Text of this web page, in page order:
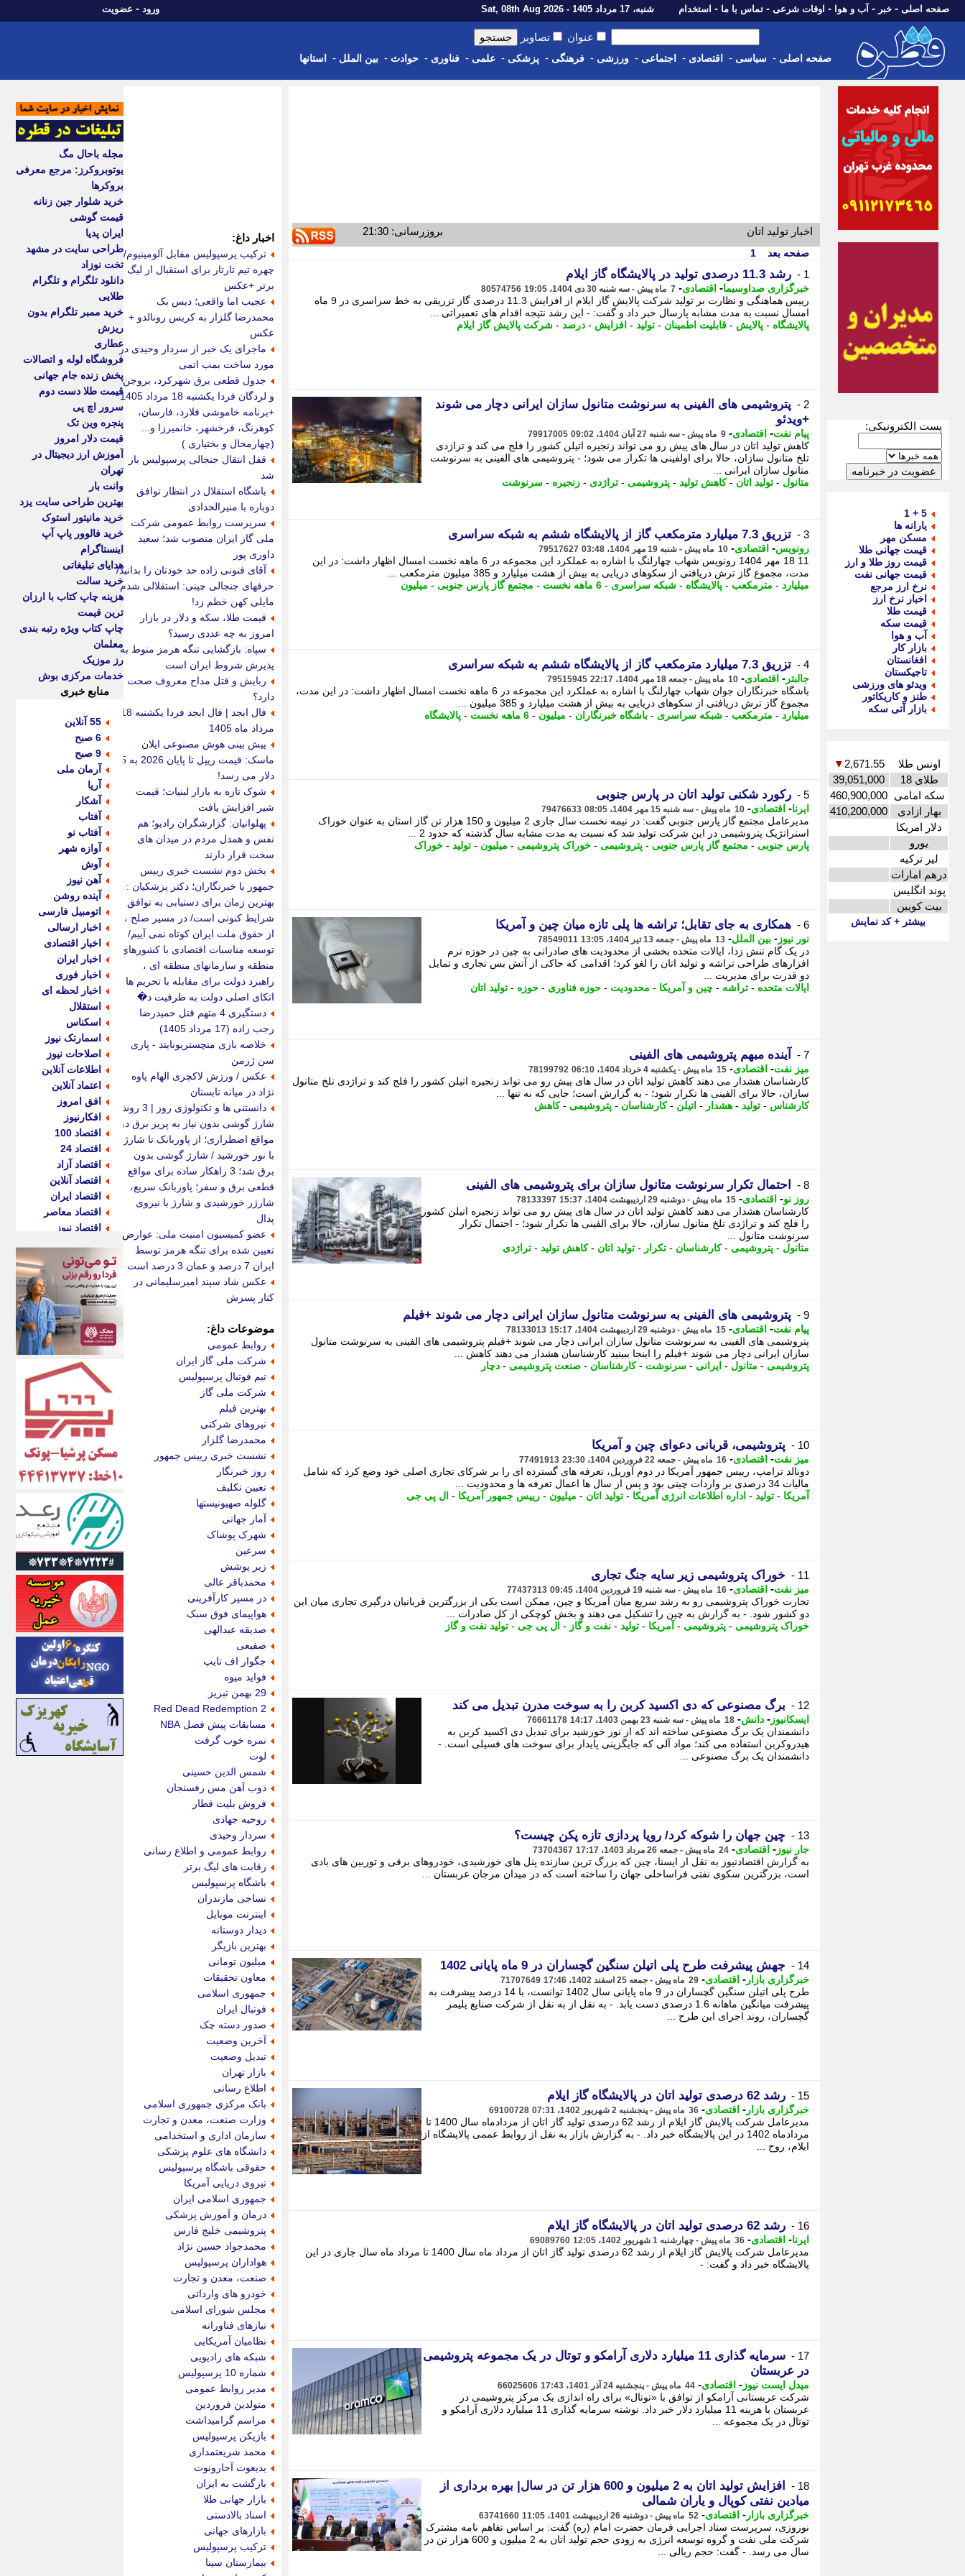
صفحه اصلی - خبر - آب و هوا - اوقات شرعی - تماس با ما - استخدام شنبه، 17 مرداد 1405 - Sat, 08th Aug 2026 ورود - عضویت
عنوان تصاویر
صفحه اصلی - سیاسی - اقتصادی - اجتماعی - ورزشی - فرهنگی - پزشکی - علمی - فناوری - حوادث - بین الملل - استانها
پست الکترونیکی:
5 + 1
یارانه ها
مسکن مهر
قیمت جهانی طلا
قیمت روز طلا و ارز
قیمت جهانی نفت
نرخ ارز مرجع
اخبار نرخ ارز
قیمت طلا
قیمت سکه
آب و هوا
بازار کار
افغانستان
تاجیکستان
ویدئو های ورزشی
طنز و کاریکاتور
بازار آتی سکه
اونس طلا 2,671.55
▼
طلای 18
39,051,000
سکه امامی 460,900,000
بهار ازادی
410,200,000
دلار امریکا
یورو
لیر ترکیه
درهم امارات
پوند انگلیس
بیت کویین
بیشتر + کد نمایش
اخبار تولید اتان بروزرسانی: 21:30
صفحه بعد 1
1 - رشد 11.3 درصدی تولید در پالایشگاه گاز ایلام
خبرگزاری صداوسیما- اقتصادی- 7 ماه پیش - سه شنبه 30 دی 1404، 19:05 80574756
رییس هماهنگی و نظارت بر تولید شرکت پالایش گاز ایلام از افزایش 11.3 درصدی گاز تزریقی به خط سراسری در 9 ماه
امسال نسبت به مدت مشابه پارسال خبر داد و گفت: - این رشد نتیجه اقدام های تعمیراتی ...
پالایشگاه - پالایش - قابلیت اطمینان - تولید - افزایش - درصد - شرکت پالایش گاز ایلام
2 -
پتروشیمی های الفینی به سرنوشت متانول سازان ایرانی دچار می شوند
+ویدئو
پیام نفت- اقتصادی- 9 ماه پیش - سه شنبه 27 آبان 1404، 09:02 79917005
کاهش تولید اتان در سال های پیش رو می تواند زنجیره اتیلن کشور را فلج می کند و تراژدی
تلخ متانول سازان، حالا برای اولفینی ها تکرار می شود؛ - پتروشیمی های الفینی به سرنوشت
متانول سازان ایرانی ...
متانول - تولید اتان -کاهش تولید - پتروشیمی - تراژدی - زنجیره - سرنوشت
3 - تزریق 7.3 میلیارد مترمکعب گاز از پالایشگاه ششم به شبکه سراسری
رونویس- اقتصادی- 10 ماه پیش - شنبه 19 مهر 1404، 03:48 79517627
11 18 مهر 1404 رونویس شهاب چهارلنگ با اشاره به عملکرد این مجموعه در 6 ماهه نخست امسال اظهار داشت: در این
مدت، مجموع گاز ترش دریافتی از سکوهای دریایی به بیش از هشت میلیارد و 385 میلیون مترمکعب ...
میلیارد - مترمکعب - پالایشگاه - شبکه سراسری - 6 ماهه نخست - مجتمع گاز پارس جنوبی - میلیون
4 - تزریق 7.3 میلیارد مترمکعب گاز از پالایشگاه ششم به شبکه سراسری
جالبتر - اقتصادی- 10 ماه پیش - جمعه 18 مهر 1404، 22:17 79515945
باشگاه خبرنگاران جوان شهاب چهارلنگ با اشاره به عملکرد این مجموعه در 6 ماهه نخست امسال اظهار داشت: در این مدت،
مجموع گاز ترش دریافتی از سکوهای دریایی به بیش از هشت میلیارد و 385 میلیون ...
میلیارد - مترمکعب - شبکه سراسری - باشگاه خبرنگاران - میلیون - 6 ماهه نخست - پالایشگاه
5 - رکورد شکنی تولید اتان در پارس جنوبی
ایرنا- اقتصادی- 10 ماه پیش - سه شنبه 15 مهر 1404، 08:05 79476633
مدیرعامل مجتمع گاز پارس جنوبی گفت: در نیمه نخست سال جاری 2 میلیون و 150 هزار تن گاز استان به عنوان خوراک
استراتژیک پتروشیمی در این شرکت تولید شد که نسبت به مدت مشابه سال گذشته که حدود 2 ...
پارس جنوبی - مجتمع گاز پارس جنوبی - پتروشیمی - خوراک پتروشیمی - میلیون - تولید - خوراک
6 - همکاری به جای تقابل؛ تراشه ها پلی تازه میان چین و آمریکا
نور نیوز - بین الملل- 13 ماه پیش - جمعه 13 تیر 1404، 13:05 78549011
در یک گام تنش زدا، ایالات متحده بخشی از محدودیت های صادراتی به چین در حوزه نرم
افزارهای طراحی تراشه و تولید اتان را لغو کرد؛ اقدامی که حاکی از آتش بس تجاری و تمایل
دو قدرت برای مدیریت ...
ایالات متحده - تراشه - چین و آمریکا - محدودیت - حوزه فناوری - حوزه - تولید اتان
7 - آینده مبهم پتروشیمی های الفینی
میز نفت- اقتصادی- 15 ماه پیش - یکشنبه 4 خرداد 1404، 06:10 78199792
کارشناسان هشدار می دهند کاهش تولید اتان در سال های پیش رو می تواند زنجیره اتیلن کشور را فلج کند و تراژدی تلخ متانول
سازان، حالا برای الفینی ها تکرار شود؛ - به گزارش است؛ جایی که نه تنها ...
کارشناس - تولید - هشدار - اتیلن -کارشناسان - پتروشیمی -کاهش
8 - احتمال تکرار سرنوشت متانول سازان برای پتروشیمی های الفینی
روز نو- اقتصادی- 15 ماه پیش - دوشنبه 29 اردیبهشت 1404، 15:37 78133397
کارشناسان هشدار می دهند کاهش تولید اتان در سال های پیش رو می تواند زنجیره اتیلن کشور
را فلج کند و تراژدی تلخ متانول سازان، حالا برای الفینی ها تکرار شود؛ - احتمال تکرار
سرنوشت متانول ...
متانول - پتروشیمی -کارشناسان - تکرار - تولید اتان -کاهش تولید - تراژدی
9 - پتروشیمی های الفینی به سرنوشت متانول سازان ایرانی دچار می شوند +فیلم
پیام نفت- اقتصادی- 15 ماه پیش - دوشنبه 29 اردیبهشت 1404، 15:17 78133013
پتروشیمی های الفینی به سرنوشت متانول سازان ایرانی دچار می شوند +فیلم پتروشیمی های الفینی به سرنوشت متانول
سازان ایرانی دچار می شوند +فیلم را اینجا ببینید کارشناسان هشدار می دهند کاهش ...
پتروشیمی - متانول - ایرانی - سرنوشت -کارشناسان - صنعت پتروشیمی - دچار
10 - پتروشیمی، قربانی دعوای چین و آمریکا
میز نفت- اقتصادی- 16 ماه پیش - جمعه 22 فروردین 1404، 23:30 77491913
دونالد ترامپ، رییس جمهور آمریکا در دوم آوریل، تعرفه های گسترده ای را بر شرکای تجاری اصلی خود وضع کرد که شامل
مالیات 34 درصدی بر واردات چینی بود و پس از سال ها اعمال تعرفه ها و محدودیت ...
آمریکا - تولید - اداره اطلاعات انرژی آمریکا - تولید اتان - میلیون - رییس جمهور آمریکا - ال پی جی
11 - خوراک پتروشیمی زیر سایه جنگ تجاری
میز نفت- اقتصادی- 16 ماه پیش - سه شنبه 19 فروردین 1404، 09:45 77437313
تجارت خوراک پتروشیمی رو به رشد سریع میان آمریکا و چین، ممکن است یکی از بزرگترین قربانیان درگیری تجاری میان این
دو کشور شود. - به گزارش به چین را تشکیل می دهند و بخش کوچکی از کل صادرات ...
خوراک پتروشیمی - پتروشیمی - آمریکا - تولید - نفت و گاز - ال پی جی - تولید نفت و گاز
12 - برگ مصنوعی که دی اکسید کربن را به سوخت مدرن تبدیل می کند
ایسکانیوز - دانش- 18 ماه پیش - سه شنبه 23 بهمن 1403، 14:17 76661178
دانشمندان یک برگ مصنوعی ساخته اند که از نور خورشید برای تبدیل دی اکسید کربن به
هیدروکربن استفاده می کند؛ مواد آلی که جایگزینی پایدار برای سوخت های فسیلی است. -
دانشمندان یک برگ مصنوعی ...
13 - چین جهان را شوکه کرد/ رویا پردازی تازه پکن چیست؟
جار نیوز - اقتصادی- 24 ماه پیش - جمعه 26 مرداد 1403، 17:17 73704367
به گزارش اقتصادنیوز به نقل از ایسنا، چین که بزرگ ترین سازنده پنل های خورشیدی، خودروهای برقی و توربین های بادی
است، بزرگترین سکوی نفتی فراساحلی جهان را ساخته است که در میدان مرجان عربستان ...
14 - جهش پیشرفت طرح پلی اتیلن سنگین گچساران در 9 ماه پایانی 1402
خبرگزاری بازار - اقتصادی- 29 ماه پیش - جمعه 25 اسفند 1402، 17:46 71707649
طرح پلی اتیلن سنگین گچساران در 9 ماه پایانی سال 1402 توانست، با 14 درصد پیشرفت به
پیشرفت میانگین ماهانه 1.6 درصدی دست یابد. - به نقل از به نقل از شرکت صنایع پلیمر
گچساران، روند اجرای این طرح ...
15 - رشد 62 درصدی تولید اتان در پالایشگاه گاز ایلام
خبرگزاری بازار - اقتصادی- 36 ماه پیش - پنجشنبه 2 شهریور 1402، 07:31 69100728
مدیرعامل شرکت پالایش گاز ایلام از رشد 62 درصدی تولید گاز اتان از مردادماه سال 1400 تا
مردادماه 1402 در این پالایشگاه خبر داد. - به گزارش بازار به نقل از روابط عممی پالایشگاه از
ایلام، روح ...
16 - رشد 62 درصدی تولید اتان در پالایشگاه گاز ایلام
ایرنا- اقتصادی- 36 ماه پیش - چهارشنبه 1 شهریور 1402، 12:05 69089760
مدیرعامل شرکت پالایش گاز ایلام از رشد 62 درصدی تولید گاز اتان از مرداد ماه سال 1400 تا مرداد ماه سال جاری در این
پالایشگاه خبر داد و گفت: -
17 -
سرمایه گذاری 11 میلیارد دلاری آرامکو و توتال در یک مجموعه پتروشیمی
در عربستان
میدل ایست نیوز - اقتصادی- 44 ماه پیش - پنجشنبه 24 آذر 1401، 17:43 66025606
شرکت عربستانی آرامکو از توافق با «توتال» برای راه اندازی یک مرکز پتروشیمی در
عربستان با هزینه 11 میلیارد دلار خبر داد. نوشته سرمایه گذاری 11 میلیارد دلاری آرامکو و
توتال در یک مجموعه ...
18 -
افزایش تولید اتان به 2 میلیون و 600 هزار تن در سال| بهره برداری از
میادین نفتی کوپال و یاران شمالی
خبرگزاری بازار - اقتصادی- 52 ماه پیش - دوشنبه 26 اردیبهشت 1401، 11:05 63741660
نوروزی، سرپرست ستاد اجرایی فرمان حضرت امام (ره) گفت: بر اساس تفاهم نامه مشترک
شرکت ملی نفت و گروه توسعه انرژی به زودی حجم تولید اتان به 2 میلیون و 600 هزار تن در
سال می رسد. - گفت: حجم ریالی ...
اخبار داغ:
ترکیب پرسپولیس مقابل آلومینیوم/
چهره تیم تارتار برای استقبال از لیگ
برتر +عکس
عجیب اما واقعی؛ دیس بک
محمدرضا گلزار به کریس رونالدو +
عکس
ماجرای یک خبر از سردار وحیدی در
مورد ساخت بمب اتمی
جدول قطعی برق شهرکرد، بروجن
و لردگان فردا یکشنبه 18 مرداد 1405
+برنامه خاموشی فلارد، فارسان،
کوهرنگ، فرخشهر، خانمیرزا و...
(چهارمحال و بختیاری )
قفل انتقال جنجالی پرسپولیس باز
شد
باشگاه استقلال در انتظار توافق
دوباره با منیرالحدادی
سرپرست روابط عمومی شرکت
ملی گاز ایران منصوب شد؛ سعید
داوری پور
آقای فنونی زاده حد خودتان را بدانید/
حرفهای جنجالی چینی: استقلالی شدم
مایلی کهن خطم زد!
قیمت طلا، سکه و دلار در بازار
امروز به چه عددی رسید؟
سپاه: بازگشایی تنگه هرمز منوط به
پذیرش شروط ایران است
ربایش و قتل مداح معروف صحت
دارد؟
فال ابجد | فال ابجد فردا یکشنبه 18
مرداد ماه 1405
پیش بینی هوش مصنوعی ایلان
ماسک: قیمت ریپل تا پایان 2026 به 5
دلار می رسد!
شوک تازه به بازار لبنیات؛ قیمت
شیر افزایش یافت
پهلوانیان: گزارشگران رادیو؛ هم
نفس و همدل مردم در میدان های
سخت قرار دارند
بخش دوم نشست خبری رییس
جمهور با خبرنگاران؛ دکتر پزشکیان :
بهترین زمان برای دستیابی به توافق
شرایط کنونی است/ در مسیر صلح ،
از حقوق ملت ایران کوتاه نمی آییم/
توسعه مناسبات اقتصادی با کشورهای
منطقه و سازمانهای منطقه ای ،
راهبرد دولت برای مقابله با تحریم ها /
اتکای اصلی دولت به ظرفیت د�
دستگیری 4 متهم قتل حمیدرضا
رجب زاده (17 مرداد 1405)
خلاصه بازی منچستریونایتد - پاری
سن ژرمن
عکس / ورزش لاکچری الهام پاوه
نژاد در میانه تابستان
دانستنی ها و تکنولوژی روز | 3 روش
شارژ گوشی بدون نیاز به پریز برق در
مواقع اضطراری؛ از پاوربانک تا شارژ
با نور خورشید / شارژ گوشی بدون
برق شد؛ 3 راهکار ساده برای مواقع
قطعی برق و سفر؛ پاوربانک سریع،
شارژر خورشیدی و شارژ با نیروی
پدال
عضو کمیسیون امنیت ملی: عوارض
تعیین شده برای تنگه هرمز توسط
ایران 7 درصد و عمان 3 درصد است
عکس شاد سپند امیرسلیمانی در
کنار پسرش
موضوعات داغ:
روابط عمومی
شرکت ملی گاز ایران
تیم فوتبال پرسپولیس
شرکت ملی گاز
بهترین فیلم
نیروهای شرکتی
محمدرضا گلزار
نشست خبری رییس جمهور
روز خبرنگار
تعیین تکلیف
گلوله صهیونیستها
آمار جهانی
شهرک پوشاک
سرعین
زیر پوشش
محمدباقر عالی
در مسیر کارآفرینی
هواپیمای فوق سبک
صدیقه عبدالهی
صفیعی
جگوار اف تایپ
فواید میوه
29 بهمن تبریز
Red Dead Redemption 2
مسابقات پیش فصل NBA
نمره خوب گرفت
لوت
شمس الدین حسینی
ذوب آهن مس رفسنجان
فروش بلیت قطار
روحیه جهادی
سردار وحیدی
روابط عمومی و اطلاع رسانی
رقابت های لیگ برتر
باشگاه پرسپولیس
نساجی مازندران
اینترنت موبایل
دیدار دوستانه
بهترین بازیگر
میلیون تومانی
معاون تحقیقات
جمهوری اسلامی
فوتبال ایران
صدور دسته چک
آخرین وضعیت
تبدیل وضعیت
بازار تهران
اطلاع رسانی
بانک مرکزی جمهوری اسلامی
وزارت صنعت، معدن و تجارت
سازمان اداری و استخدامی
دانشگاه های علوم پزشکی
حقوقی باشگاه پرسپولیس
نیروی دریایی آمریکا
جمهوری اسلامی ایران
درمان و آموزش پزشکی
پتروشیمی خلیج فارس
محمدجواد حسین نژاد
هواداران پرسپولیس
صنعت، معدن و تجارت
خودرو های وارداتی
مجلس شورای اسلامی
نیازهای فناورانه
نظامیان آمریکایی
شبکه های رادیویی
شماره 10 پرسپولیس
مدیر روابط عمومی
متولدین فروردین
مراسم گرامیداشت
بازیکن پرسپولیس
محمد شریعتمداری
یدیعوت آحارونوت
بازگشت به ایران
بازار جهانی طلا
اسناد بالادستی
بازارهای جهانی
ترکیب پرسپولیس
بیمارستان سینا
مجله باحال مگ
یوتوبروکرز: مرجع معرفی
بروکرها
خرید شلوار جین زنانه
قیمت گوشی
ایران پدیا
طراحی سایت در مشهد
تخت نوزاد
دانلود تلگرام و تلگرام
طلایی
خرید ممبر تلگرام بدون
ریزش
عطاری
فروشگاه لوله و اتصالات
پخش زنده جام جهانی
قیمت طلا دست دوم
سرور اچ پی
پنجره وین تک
قیمت دلار امروز
آموزش ارز دیجیتال در
تهران
وانت بار
بهترین طراحی سایت یزد
خرید مانیتور استوک
خرید فالوور پاپ آپ
اینستاگرام
هدایای تبلیغاتی
خرید سالت
هزینه چاپ کتاب با ارزان
ترین قیمت
چاپ کتاب ویژه رتبه بندی
معلمان
رز موزیک
خدمات مرکزی بوش
منابع خبری
55 آنلاین
6 صبح
9 صبح
آرمان ملی
آریا
آشکار
آفتاب
آفتاب نو
آوازه شهر
آوش
آهن نیوز
آینده روشن
اتومبیل فارسی
اخبار ارسالی
اخبار اقتصادی
اخبار ایران
اخبار فوری
اخبار لحظه ای
استقلال
اسکناس
اسمارتک نیوز
اصلاحات نیوز
اطلاعات آنلاین
اعتماد آنلاین
افق امروز
افکارنیوز
اقتصاد 100
اقتصاد 24
اقتصاد آزاد
اقتصاد آنلاین
اقتصاد ایران
اقتصاد معاصر
اقتصاد نیوز
اکوفارس
اکونگار
اکونیوز
الف
انتشار آنلاین
اندیشه قرن
اندیشه معاصر
اندیشه ها
انرژی پرس
ای استخدام
ایتنا
ایراف
ایران آرت
ایران آنلاین
ایران زندگی
ایران فوری
ایرانی روز
ایرانیتال
ایرنا
ایسکانیوز
ایسنا
ایکنا
ایلنا
اینتیتر
ایونا نیوز
بازتاب آنلاین
باشگاه خبرنگاران
باغستان نیوز
بامبوک
ببین و بخون
بدینسان
بنکر